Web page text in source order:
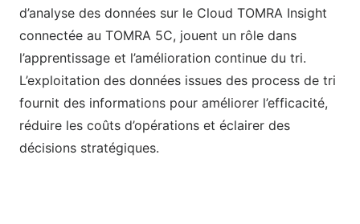
d’analyse des données sur le Cloud TOMRA Insight
connectée au TOMRA 5C, jouent un rôle dans
l’apprentissage et l’amélioration continue du tri.
L’exploitation des données issues des process de tri
fournit des informations pour améliorer l’efficacité,
réduire les coûts d’opérations et éclairer des
décisions stratégiques.